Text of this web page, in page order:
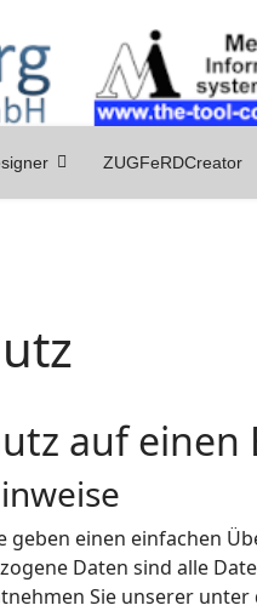
ZUGFeRDCreator
auf einen
geben einen einfachen
Daten sind alle
Sie unserer